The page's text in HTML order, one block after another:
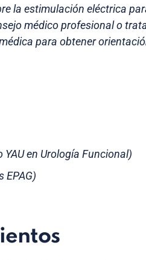
la estimulación eléctrica
médico profesional o
para obtener
YAU en Urología Funcional)
EPAG)